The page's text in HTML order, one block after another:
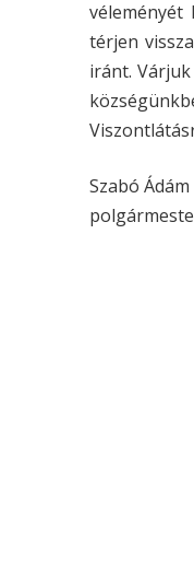
véleményét
térjen
iránt.
Szabó Ádám